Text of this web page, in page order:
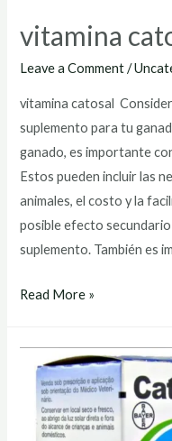
vitamina
Leave a Comment /
vitamina catosal
suplemento para tu
ganado, es importante
Estos pueden incluir las
animales, el costo y la
posible efecto
suplemento. También es
vitamina
Read More »